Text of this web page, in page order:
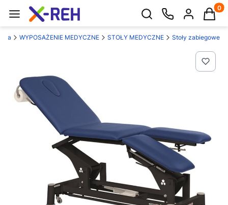
Otwórz wyszukiwarkę
WYPOSAŻENIE MEDYCZNE STOŁY MEDYCZNE Stoły zabiegowe